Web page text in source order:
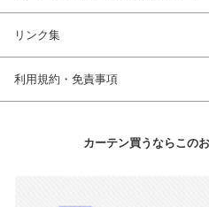
リンク集
利用規約・免責事項
カーテン買うならこの